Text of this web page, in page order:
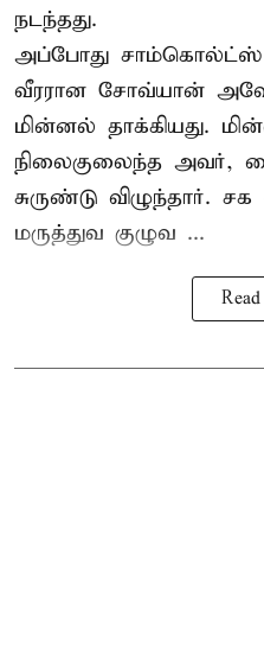
நடந்தது.
அப்போது சாம்கொல்ட்ஸ்
வீரரான சோவ்யான்
மின்னல் தாக்கியது.
நிலைகுலைந்த அவர்,
சுருண்டு விழுந்தார்.
மருத்துவ குழுவ ...